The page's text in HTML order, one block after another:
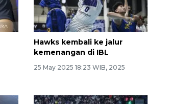
Hawks kembali ke jalur
kemenangan di IBL
25 May 2025 18:23 WIB, 2025
Sinyal positif perekonomian